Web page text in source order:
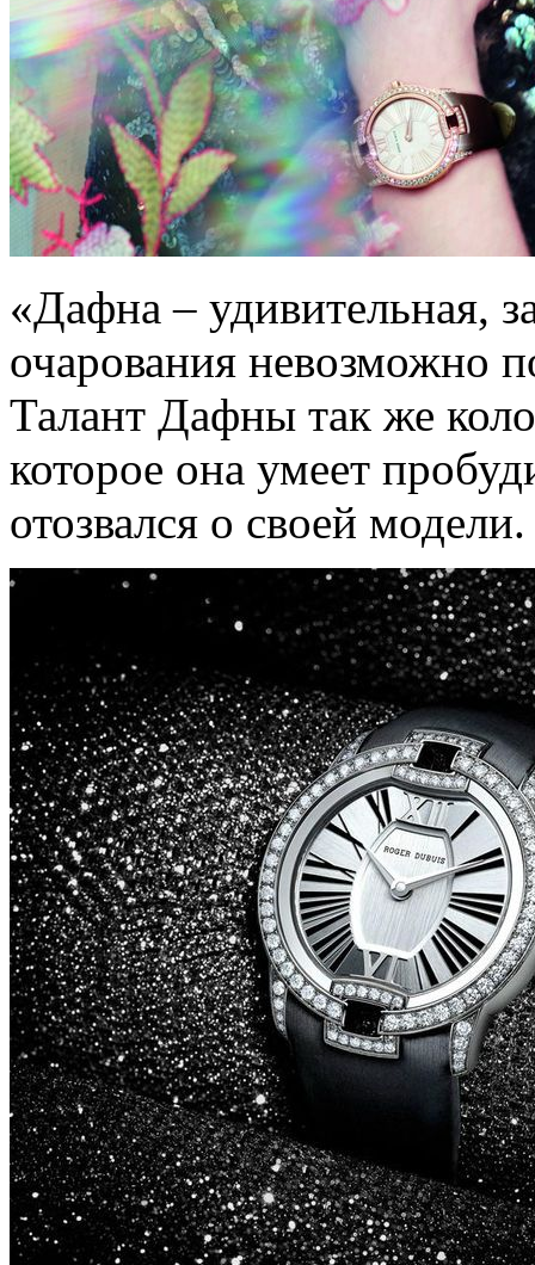
«Дафна – удивительная,
очарования невозможно
Талант Дафны так же
которое она умеет
отозвался о своей модели.